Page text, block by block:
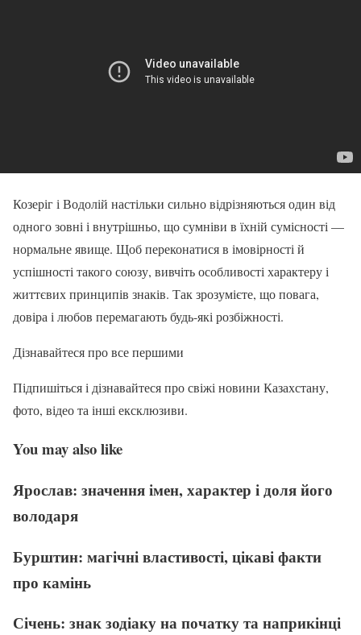
Козеріг і Водолій настільки сильно відрізняються один від
одного зовні і внутрішньо, що сумніви в їхній сумісності —
нормальне явище. Щоб переконатися в імовірності й
успішності такого союзу, вивчіть особливості характеру і
життєвих принципів знаків. Так зрозумієте, що повага,
довіра і любов перемагають будь-які розбіжності.
Дізнавайтеся про все першими
Підпишіться і дізнавайтеся про свіжі новини Казахстану,
фото, відео та інші ексклюзиви.
You may also like
Ярослав: значення імен, характер і доля його
володаря
Бурштин: магічні властивості, цікаві факти
про камінь
Січень: знак зодіаку на початку та наприкінці